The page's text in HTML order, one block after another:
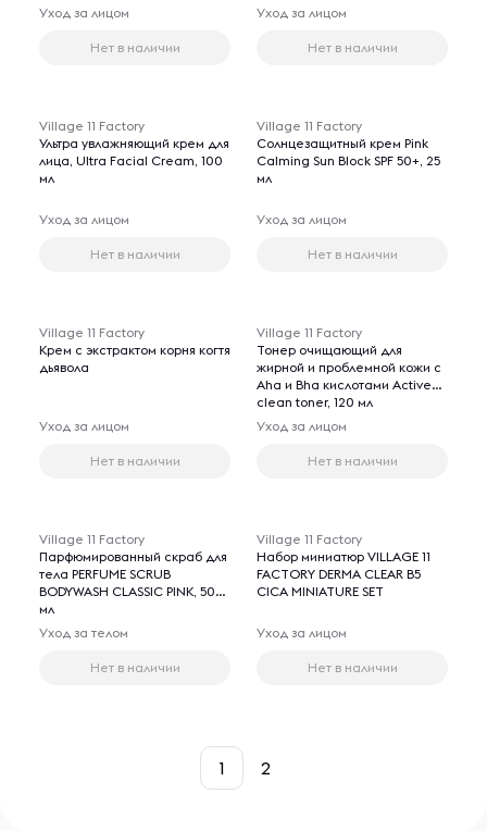
Уход за лицом
Нет в наличии
Уход за лицом
Нет в наличии
Village 11 Factory
Ультра увлажняющий крем для
лица, Ultra Facial Cream, 100
мл
Уход за лицом
Нет в наличии
Village 11 Factory
Солнцезащитный крем Pink
Calming Sun Block SPF 50+, 25
мл
Уход за лицом
Нет в наличии
Village 11 Factory
Крем с экстрактом корня когтя
дьявола
Уход за лицом
Нет в наличии
Village 11 Factory
Тонер очищающий для
жирной и проблемной кожи с
Aha и Bha кислотами Active
clean toner, 120 мл
Уход за лицом
Нет в наличии
Village 11 Factory
Парфюмированный скраб для
тела PERFUME SCRUB
BODYWASH CLASSIC PINK, 500
мл
Уход за телом
Нет в наличии
Village 11 Factory
Набор миниатюр VILLAGE 11
FACTORY DERMA CLEAR B5
CICA MINIATURE SET
Уход за лицом
Нет в наличии
1 2